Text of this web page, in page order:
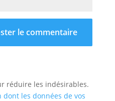
réduire les indésirables.
les données de vos